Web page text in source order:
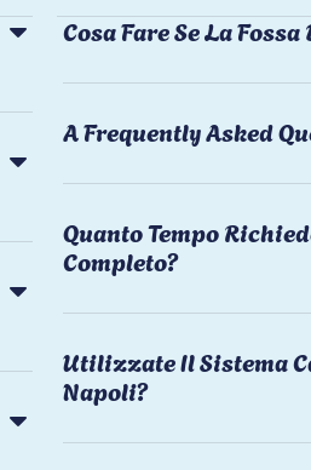
Cosa Fare Se La
A Frequently Asked
Quanto Tempo
Completo?
Utilizzate Il Sistema
Napoli?